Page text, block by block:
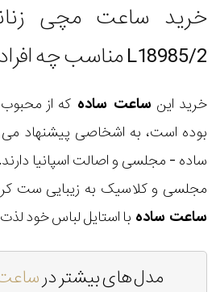
خرید ساعت مچی
L18985/2 مناسب چه افرادی است؟
خرید این ساعت ساده که از
بوده است، به اشخاصی پیشنهاد می
ساده - مجلسی و اصالت اسپانیا دارند.
مجلسی و کلاسیک به زیبایی ست
ساعت ساده با استایل لباس خود لذت
مدل های بیشتر در